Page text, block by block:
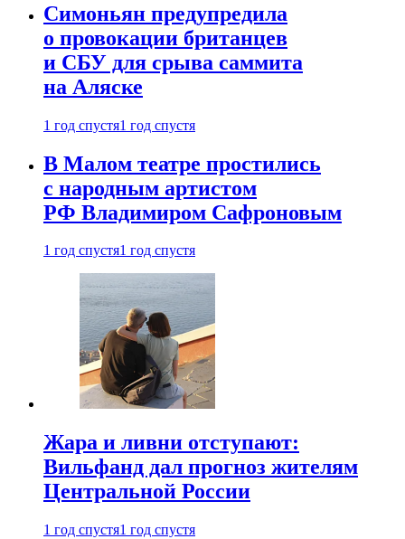
Симоньян предупредила
о провокации британцев
и СБУ для срыва саммита
на Аляске
1 год спустя1 год спустя
В Малом театре простились
с народным артистом
РФ Владимиром Сафроновым
1 год спустя1 год спустя
Жара и ливни отступают:
Вильфанд дал прогноз жителям
Центральной России
1 год спустя1 год спустя